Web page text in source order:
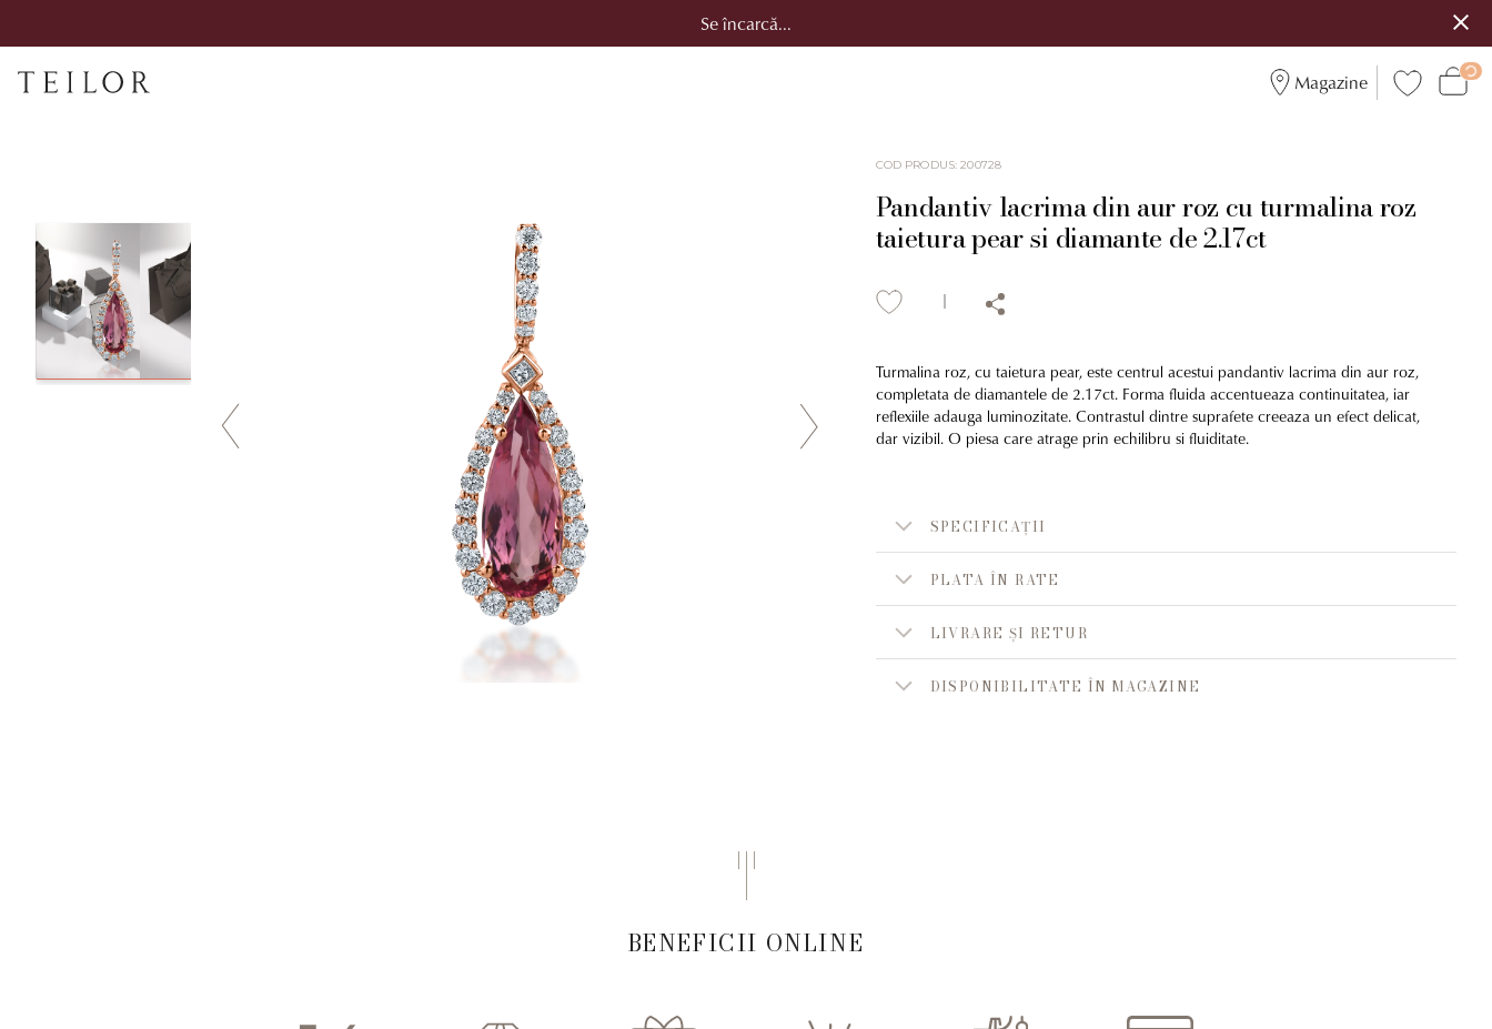
Se încarcă...
Magazine
COD PRODUS:200728
Pandantiv lacrima din aur roz cu turmalina roz
taietura pear si diamante de 2.17ct
Turmalina roz, cu taietura pear, este centrul acestui pandantiv lacrima din aur roz,
completata de diamantele de 2.17ct. Forma fluida accentueaza continuitatea, iar
reflexiile adauga luminozitate. Contrastul dintre suprafete creeaza un efect delicat,
dar vizibil. O piesa care atrage prin echilibru si fluiditate.
SPECIFICAȚII
PLATA ÎN RATE
LIVRARE ȘI RETUR
DISPONIBILITATE ÎN MAGAZINE
BENEFICII ONLINE